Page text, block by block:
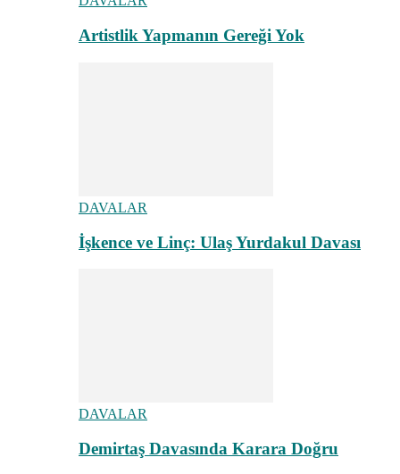
Artistlik Yapmanın Gereği Yok
DAVALAR
İşkence ve Linç: Ulaş Yurdakul Davası
DAVALAR
Demirtaş Davasında Karara Doğru